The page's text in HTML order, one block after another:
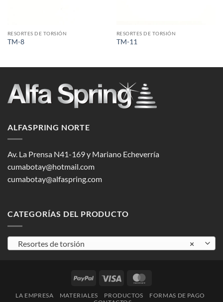
RESORTES DE TORSIÓN
TM-8
RESORTES DE TORSIÓN
TM-11
ALFASPRING NORTE
Av. La Prensa N41-169 y Mariano Echeverría
cumabotay@hotmail.com
cumabotay@alfaspring.com
CATEGORÍAS DEL PRODUCTO
×
Resortes de torsión
PayPal Visa
LA EMPRESA MATERIALES PRODUCTOS
FORMAS DE PAGO